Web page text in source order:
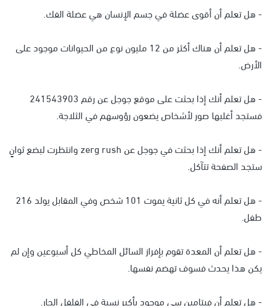
- هل تعلم أن أقوى عضلة في جسم الإنسان هي عضلة الفك.
- هل تعلم أن هناك أكثر من 12 مليون نوع من الحيوانات موجود على
الأرض.
- هل تعلم أنك إذا بحثت على موقع جوجل عن رقم 241543903
فستجد أغلبها صور لأشخاص يضعون رؤوسهم في الثلاجة.
- هل تعلم أنك إذا بحثت في جوجل عن zerg rush وانتظرت لبضع ثوانٍ
ستجد الصفحة تتآكل.
- هل تعلم أنه في كل ثانية يموت 101 شخص وفي المقابل يولد 216
طفل.
- هل تعلم أن المعدة تقوم بإفراز السائل المخاطي كل أسبوعين وإن لم
يكن هذا يحدث فسوف تهضم نفسها.
- هل تعلم أن فيتامين سي موجود بأكبر نسبة في الفلفل الحار.